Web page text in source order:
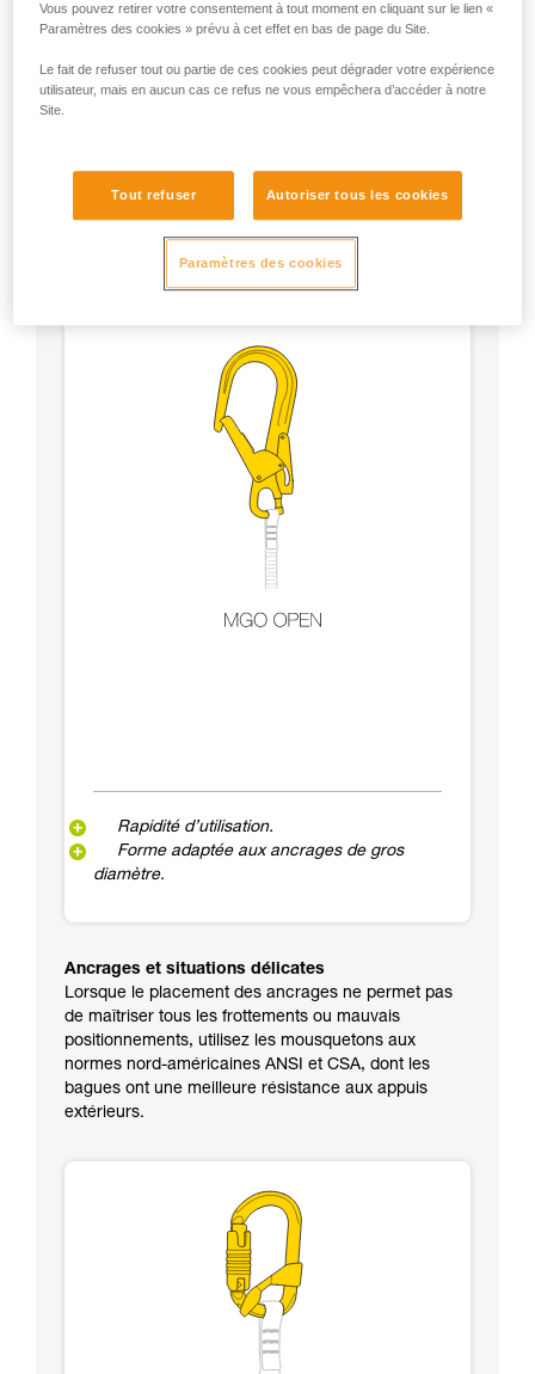
Sûreté du verrouillage
Rapidité d’utilisation.
Forme adaptée aux ancrages de gros
diamètre.
Ancrages et situations délicates
Lorsque le placement des ancrages ne permet pas
de maîtriser tous les frottements ou mauvais
positionnements, utilisez les mousquetons aux
normes nord-américaines ANSI et CSA, dont les
bagues ont une meilleure résistance aux appuis
extérieurs.
Vous pouvez retirer votre consentement à tout moment en cliquant sur le lien «
Paramètres des cookies » prévu à cet effet en bas de page du Site.
Le fait de refuser tout ou partie de ces cookies peut dégrader votre expérience
utilisateur, mais en aucun cas ce refus ne vous empêchera d’accéder à notre
Site.
Tout refuser Autoriser tous les cookies
Paramètres des cookies